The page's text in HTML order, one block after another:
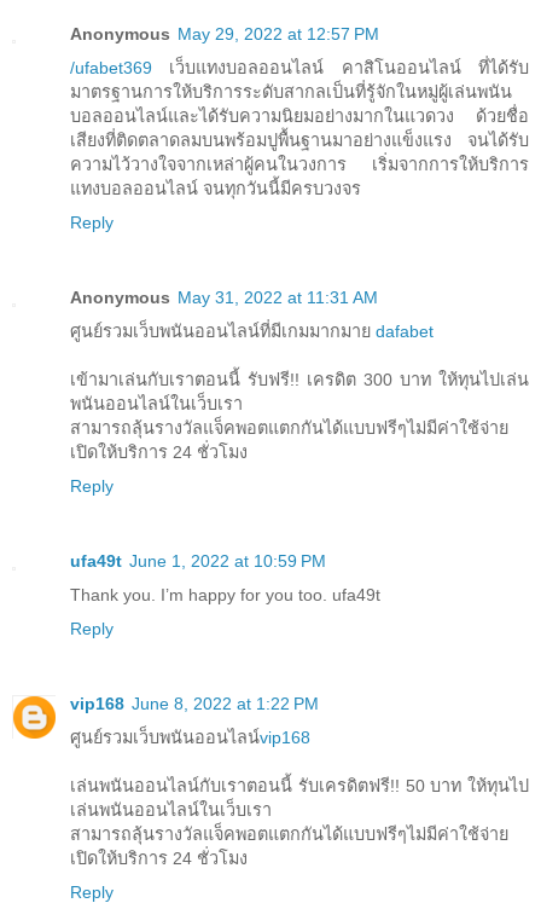
Anonymous May 29, 2022 at 12:57 PM
/ufabet369 เว็บแทงบอลออนไลน์ คาสิโนออนไลน์ ที่ได้รับ
มาตรฐานการให้บริการระดับสากลเป็นที่รู้จักในหมู่ผู้เล่นพนัน
บอลออนไลน์และได้รับความนิยมอย่างมากในแวดวง ด้วยชื่อ
เสียงที่ติดตลาดลมบนพร้อมปูพื้นฐานมาอย่างแข็งแรง จนได้รับ
ความไว้วางใจจากเหล่าผู้คนในวงการ เริ่มจากการให้บริการ
แทงบอลออนไลน์ จนทุกวันนี้มีครบวงจร
Reply
Anonymous May 31, 2022 at 11:31 AM
ศูนย์รวมเว็บพนันออนไลน์ที่มีเกมมากมาย dafabet
เข้ามาเล่นกับเราตอนนี้ รับฟรี!! เครดิต 300 บาท ให้ทุนไปเล่น
พนันออนไลน์ในเว็บเรา
สามารถลุ้นรางวัลแจ็คพอตแตกกันได้แบบฟรีๆไม่มีค่าใช้จ่าย
เปิดให้บริการ 24 ชั่วโมง
Reply
ufa49t June 1, 2022 at 10:59 PM
Thank you. I’m happy for you too. ufa49t
Reply
vip168 June 8, 2022 at 1:22 PM
ศูนย์รวมเว็บพนันออนไลน์vip168
เล่นพนันออนไลน์กับเราตอนนี้ รับเครดิตฟรี!! 50 บาท ให้ทุนไป
เล่นพนันออนไลน์ในเว็บเรา
สามารถลุ้นรางวัลแจ็คพอตแตกกันได้แบบฟรีๆไม่มีค่าใช้จ่าย
เปิดให้บริการ 24 ชั่วโมง
Reply